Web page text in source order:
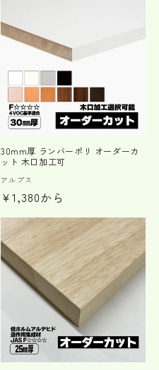
30mm厚 ランバーポリ オーダーカ
ット 木口加工可
販
売
アルプス
通
常
価
格
¥1,380から